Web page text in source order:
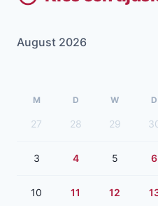
August 2026
M D W D
27 28 29
3 4 5 6
10 11 12